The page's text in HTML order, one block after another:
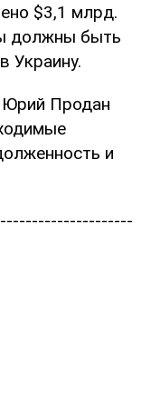
$3,1 млрд.
должны быть
Украину.
Юрий Продан
и